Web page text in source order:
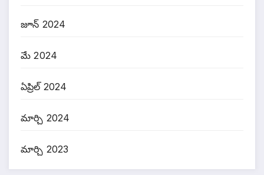
జూన్ 2024
మే 2024
ఏప్రిల్ 2024
మార్చి 2024
మార్చి 2023